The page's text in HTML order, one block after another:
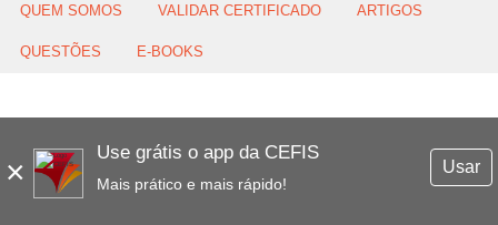
×
Use grátis o app da CEFIS
Mais prático e mais rápido!
Usar
QUEM SOMOS VALIDAR CERTIFICADO ARTIGOS
QUESTÕES E-BOOKS